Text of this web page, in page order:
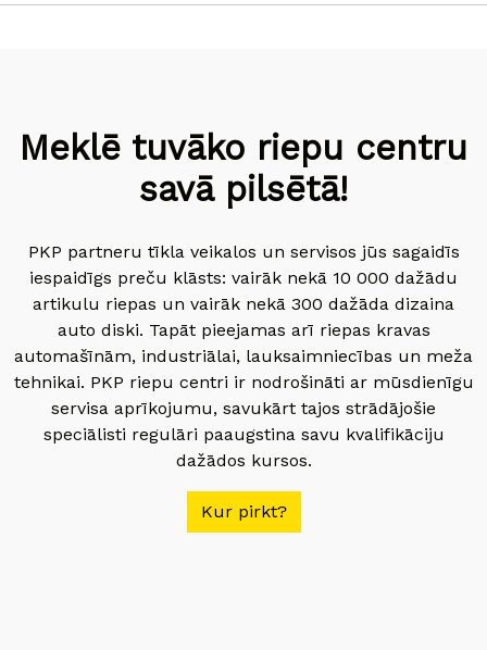
Meklē tuvāko riepu centru
savā pilsētā!
PKP partneru tīkla veikalos un servisos jūs sagaidīs
iespaidīgs preču klāsts: vairāk nekā 10 000 dažādu
artikulu riepas un vairāk nekā 300 dažāda dizaina
auto diski. Tapāt pieejamas arī riepas kravas
automašīnām, industriālai, lauksaimniecības un meža
tehnikai. PKP riepu centri ir nodrošināti ar mūsdienīgu
servisa aprīkojumu, savukārt tajos strādājošie
speciālisti regulāri paaugstina savu kvalifikāciju
dažādos kursos.
Kur pirkt?